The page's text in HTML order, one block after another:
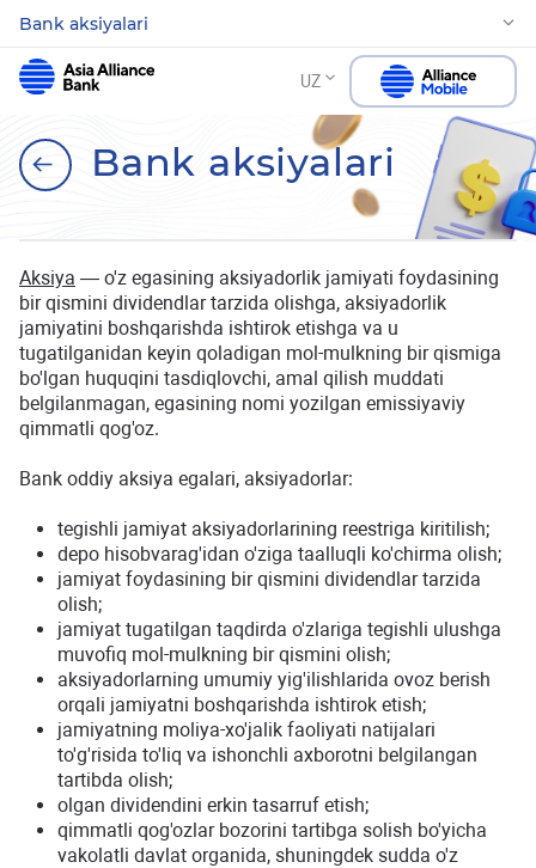
Bank aksiyalari
UZ
Bank aksiyalari
Aksiya — o'z egasining aksiyadorlik jamiyati foydasining
bir qismini dividendlar tarzida olishga, aksiyadorlik
jamiyatini boshqarishda ishtirok etishga va u
tugatilganidan keyin qoladigan mol-mulkning bir qismiga
bo'lgan huquqini tasdiqlovchi, amal qilish muddati
belgilanmagan, egasining nomi yozilgan emissiyaviy
qimmatli qog'oz.
Bank oddiy aksiya egalari, aksiyadorlar:
tegishli jamiyat aksiyadorlarining reestriga kiritilish;
depo hisobvarag'idan o'ziga taalluqli ko'chirma olish;
jamiyat foydasining bir qismini dividendlar tarzida
olish;
jamiyat tugatilgan taqdirda o'zlariga tegishli ulushga
muvofiq mol-mulkning bir qismini olish;
aksiyadorlarning umumiy yig'ilishlarida ovoz berish
orqali jamiyatni boshqarishda ishtirok etish;
jamiyatning moliya-xo'jalik faoliyati natijalari
to'g'risida to'liq va ishonchli axborotni belgilangan
tartibda olish;
olgan dividendini erkin tasarruf etish;
qimmatli qog'ozlar bozorini tartibga solish bo'yicha
vakolatli davlat organida, shuningdek sudda o'z